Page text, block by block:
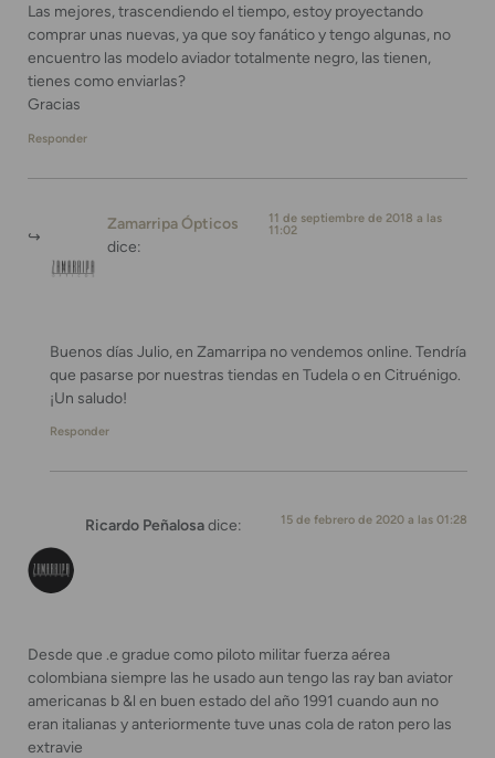
Las mejores, trascendiendo el tiempo, estoy proyectando
comprar unas nuevas, ya que soy fanático y tengo algunas, no
encuentro las modelo aviador totalmente negro, las tienen,
tienes como enviarlas?
Gracias
Responder
Zamarripa Ópticos
dice:
11 de septiembre de 2018 a las
11:02
Buenos días Julio, en Zamarripa no vendemos online. Tendría
que pasarse por nuestras tiendas en Tudela o en Citruénigo.
¡Un saludo!
Responder
Ricardo Peñalosadice: 15 de febrero de 2020 a las 01:28
Desde que .e gradue como piloto militar fuerza aérea
colombiana siempre las he usado aun tengo las ray ban aviator
americanas b &l en buen estado del año 1991 cuando aun no
eran italianas y anteriormente tuve unas cola de raton pero las
extravie